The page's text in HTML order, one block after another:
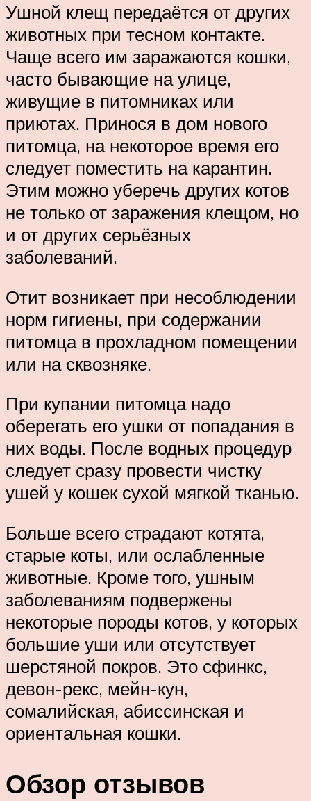
Ушной клещ передаётся от других
животных при тесном контакте.
Чаще всего им заражаются кошки,
часто бывающие на улице,
живущие в питомниках или
приютах. Принося в дом нового
питомца, на некоторое время его
следует поместить на карантин.
Этим можно уберечь других котов
не только от заражения клещом, но
и от других серьёзных
заболеваний.
Отит возникает при несоблюдении
норм гигиены, при содержании
питомца в прохладном помещении
или на сквозняке.
При купании питомца надо
оберегать его ушки от попадания в
них воды. После водных процедур
следует сразу провести чистку
ушей у кошек сухой мягкой тканью.
Больше всего страдают котята,
старые коты, или ослабленные
животные. Кроме того, ушным
заболеваниям подвержены
некоторые породы котов, у которых
большие уши или отсутствует
шерстяной покров. Это сфинкс,
девон-рекс, мейн-кун,
сомалийская, абиссинская и
ориентальная кошки.
Обзор отзывов